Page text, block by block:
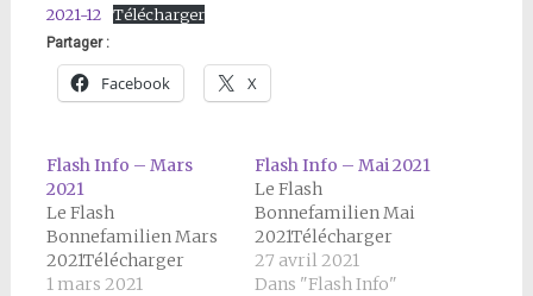
2021-12 Télécharger
Partager :
Facebook X
Flash Info – Mars
2021
Le Flash
Bonnefamilien Mars
2021Télécharger
1 mars 2021
Flash Info – Mai 2021
Le Flash
Bonnefamilien Mai
2021Télécharger
27 avril 2021
Dans "Flash Info"